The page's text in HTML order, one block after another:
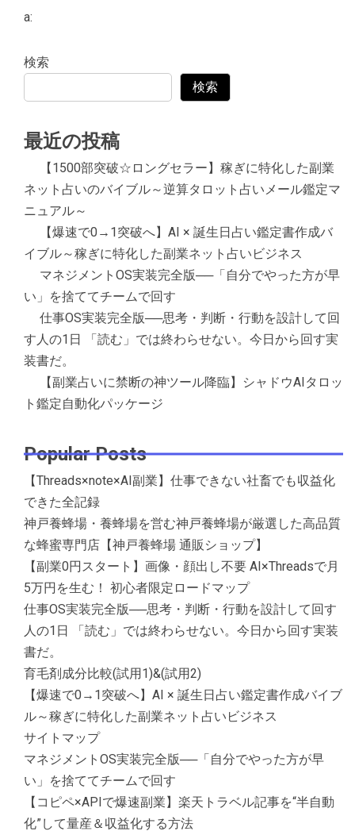
a:
検索
検索
最近の投稿
【1500部突破☆ロングセラー】稼ぎに特化した副業
ネット占いのバイブル～逆算タロット占いメール鑑定マ
ニュアル～
【爆速で0→1突破へ】AI × 誕生日占い鑑定書作成バ
イブル～稼ぎに特化した副業ネット占いビジネス
マネジメントOS実装完全版──「自分でやった方が早
い」を捨ててチームで回す
仕事OS実装完全版──思考・判断・行動を設計して回
す人の1日 「読む」では終わらせない。今日から回す実
装書だ。
【副業占いに禁断の神ツール降臨】シャドウAIタロッ
ト鑑定自動化パッケージ
Popular Posts
【Threads×note×AI副業】仕事できない社畜でも収益化
できた全記録
神戸養蜂場・養蜂場を営む神戸養蜂場が厳選した高品質
な蜂蜜専門店【神戸養蜂場 通販ショップ】
【副業0円スタート】画像・顔出し不要 AI×Threadsで月
5万円を生む！ 初心者限定ロードマップ
仕事OS実装完全版──思考・判断・行動を設計して回す
人の1日 「読む」では終わらせない。今日から回す実装
書だ。
育毛剤成分比較(試用1)&(試用2)
【爆速で0→1突破へ】AI × 誕生日占い鑑定書作成バイブ
ル～稼ぎに特化した副業ネット占いビジネス
サイトマップ
マネジメントOS実装完全版──「自分でやった方が早
い」を捨ててチームで回す
【コピペ×APIで爆速副業】楽天トラベル記事を“半自動
化”して量産＆収益化する方法